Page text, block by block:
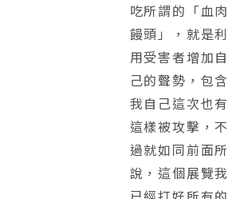
吃所謂的「血肉
饅頭」，就是利
用受害者增加自
己的聲勢，包含
我自己這次也有
這樣被攻擊，不
過就如同前面所
說，這個展覽我